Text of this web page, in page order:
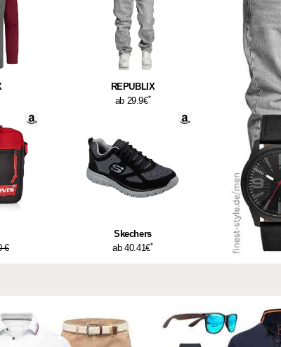
REPUBLIX
ab 29.9€*
€
Skechers
ab 40.41€*